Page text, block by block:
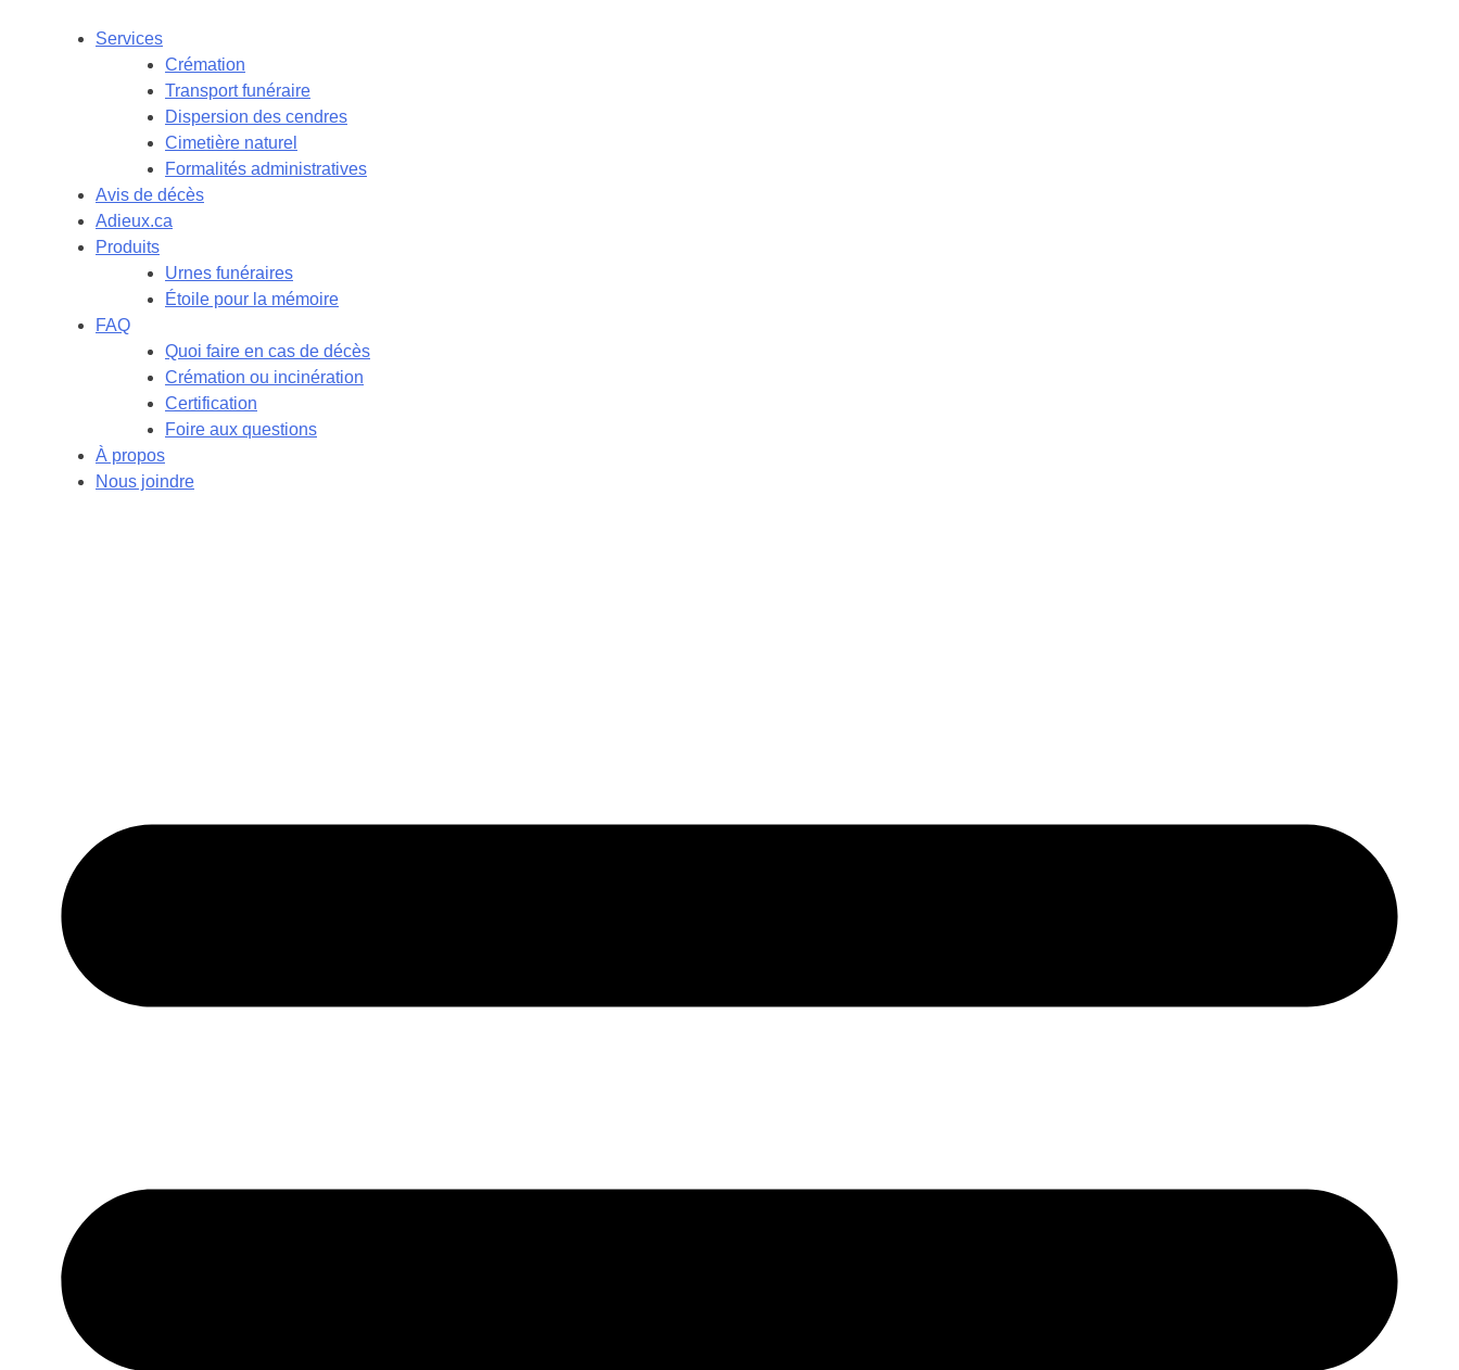
Services
Crémation
Transport funéraire
Dispersion des cendres
Cimetière naturel
Formalités administratives
Avis de décès
Adieux.ca
Produits
Urnes funéraires
Étoile pour la mémoire
FAQ
Quoi faire en cas de décès
Crémation ou incinération
Certification
Foire aux questions
À propos
Nous joindre